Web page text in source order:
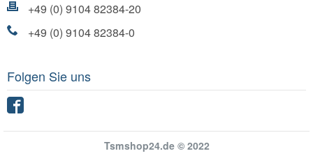
+49 (0) 9104 82384-20
+49 (0) 9104 82384-0
Folgen Sie uns
Tsmshop24.de © 2022